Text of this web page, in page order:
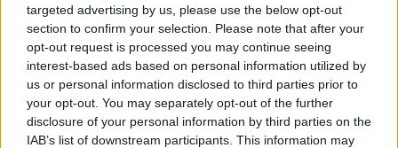
targeted advertising by us, please use the below opt-out
section to confirm your selection. Please note that after your
opt-out request is processed you may continue seeing
interest-based ads based on personal information utilized by
us or personal information disclosed to third parties prior to
your opt-out. You may separately opt-out of the further
disclosure of your personal information by third parties on the
IAB’s list of downstream participants. This information may
Nuova Zelanda: ondata di freddo eccezionale porta
neve a bassa quota
Francesca Lombardi · 4 Ago 2026